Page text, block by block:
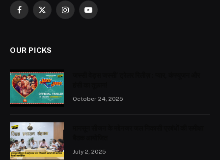
Facebook
X
InstagramYouTube
OUR PICKS
October 24, 2025
July 2, 2025